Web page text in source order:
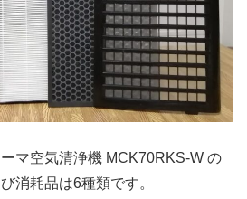
マ空気清浄機 MCK70RKS-W の
消耗品は6種類です。